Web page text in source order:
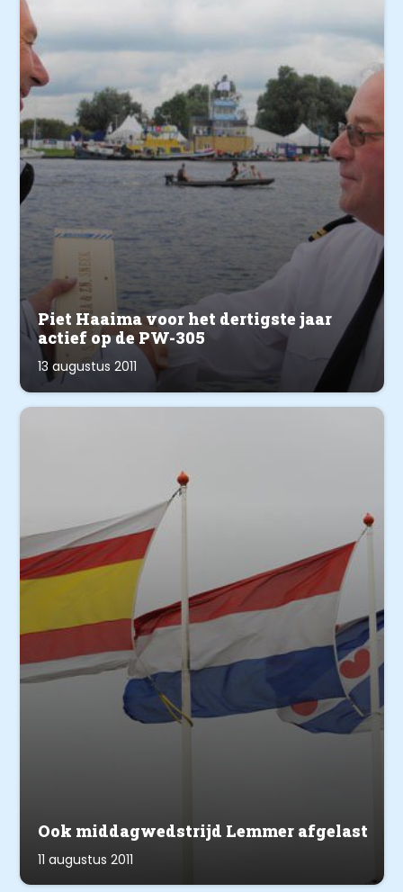
Piet Haaima voor het dertigste jaar
actief op de PW-305
13 augustus 2011
Ook middagwedstrijd Lemmer afgelast
11 augustus 2011